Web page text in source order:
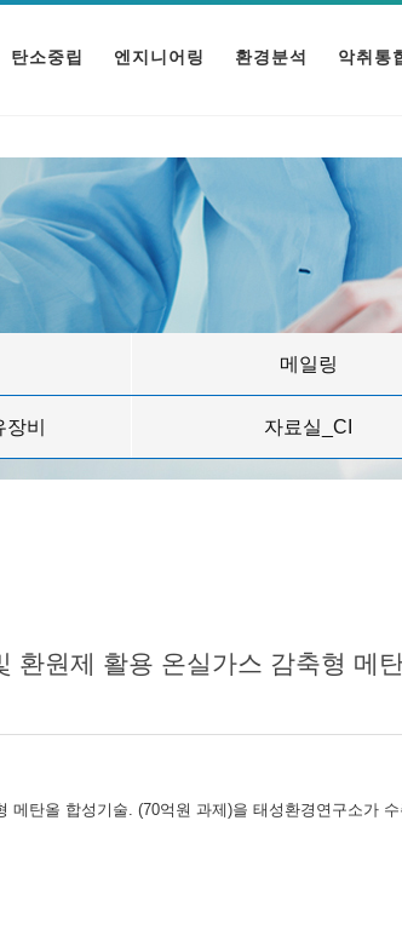
탄소중립 엔지니어링 환경분석 악취통
메일링
비 자료실_CI
탄올 합성기술. (70억원 과제)을 태성환경연구소가